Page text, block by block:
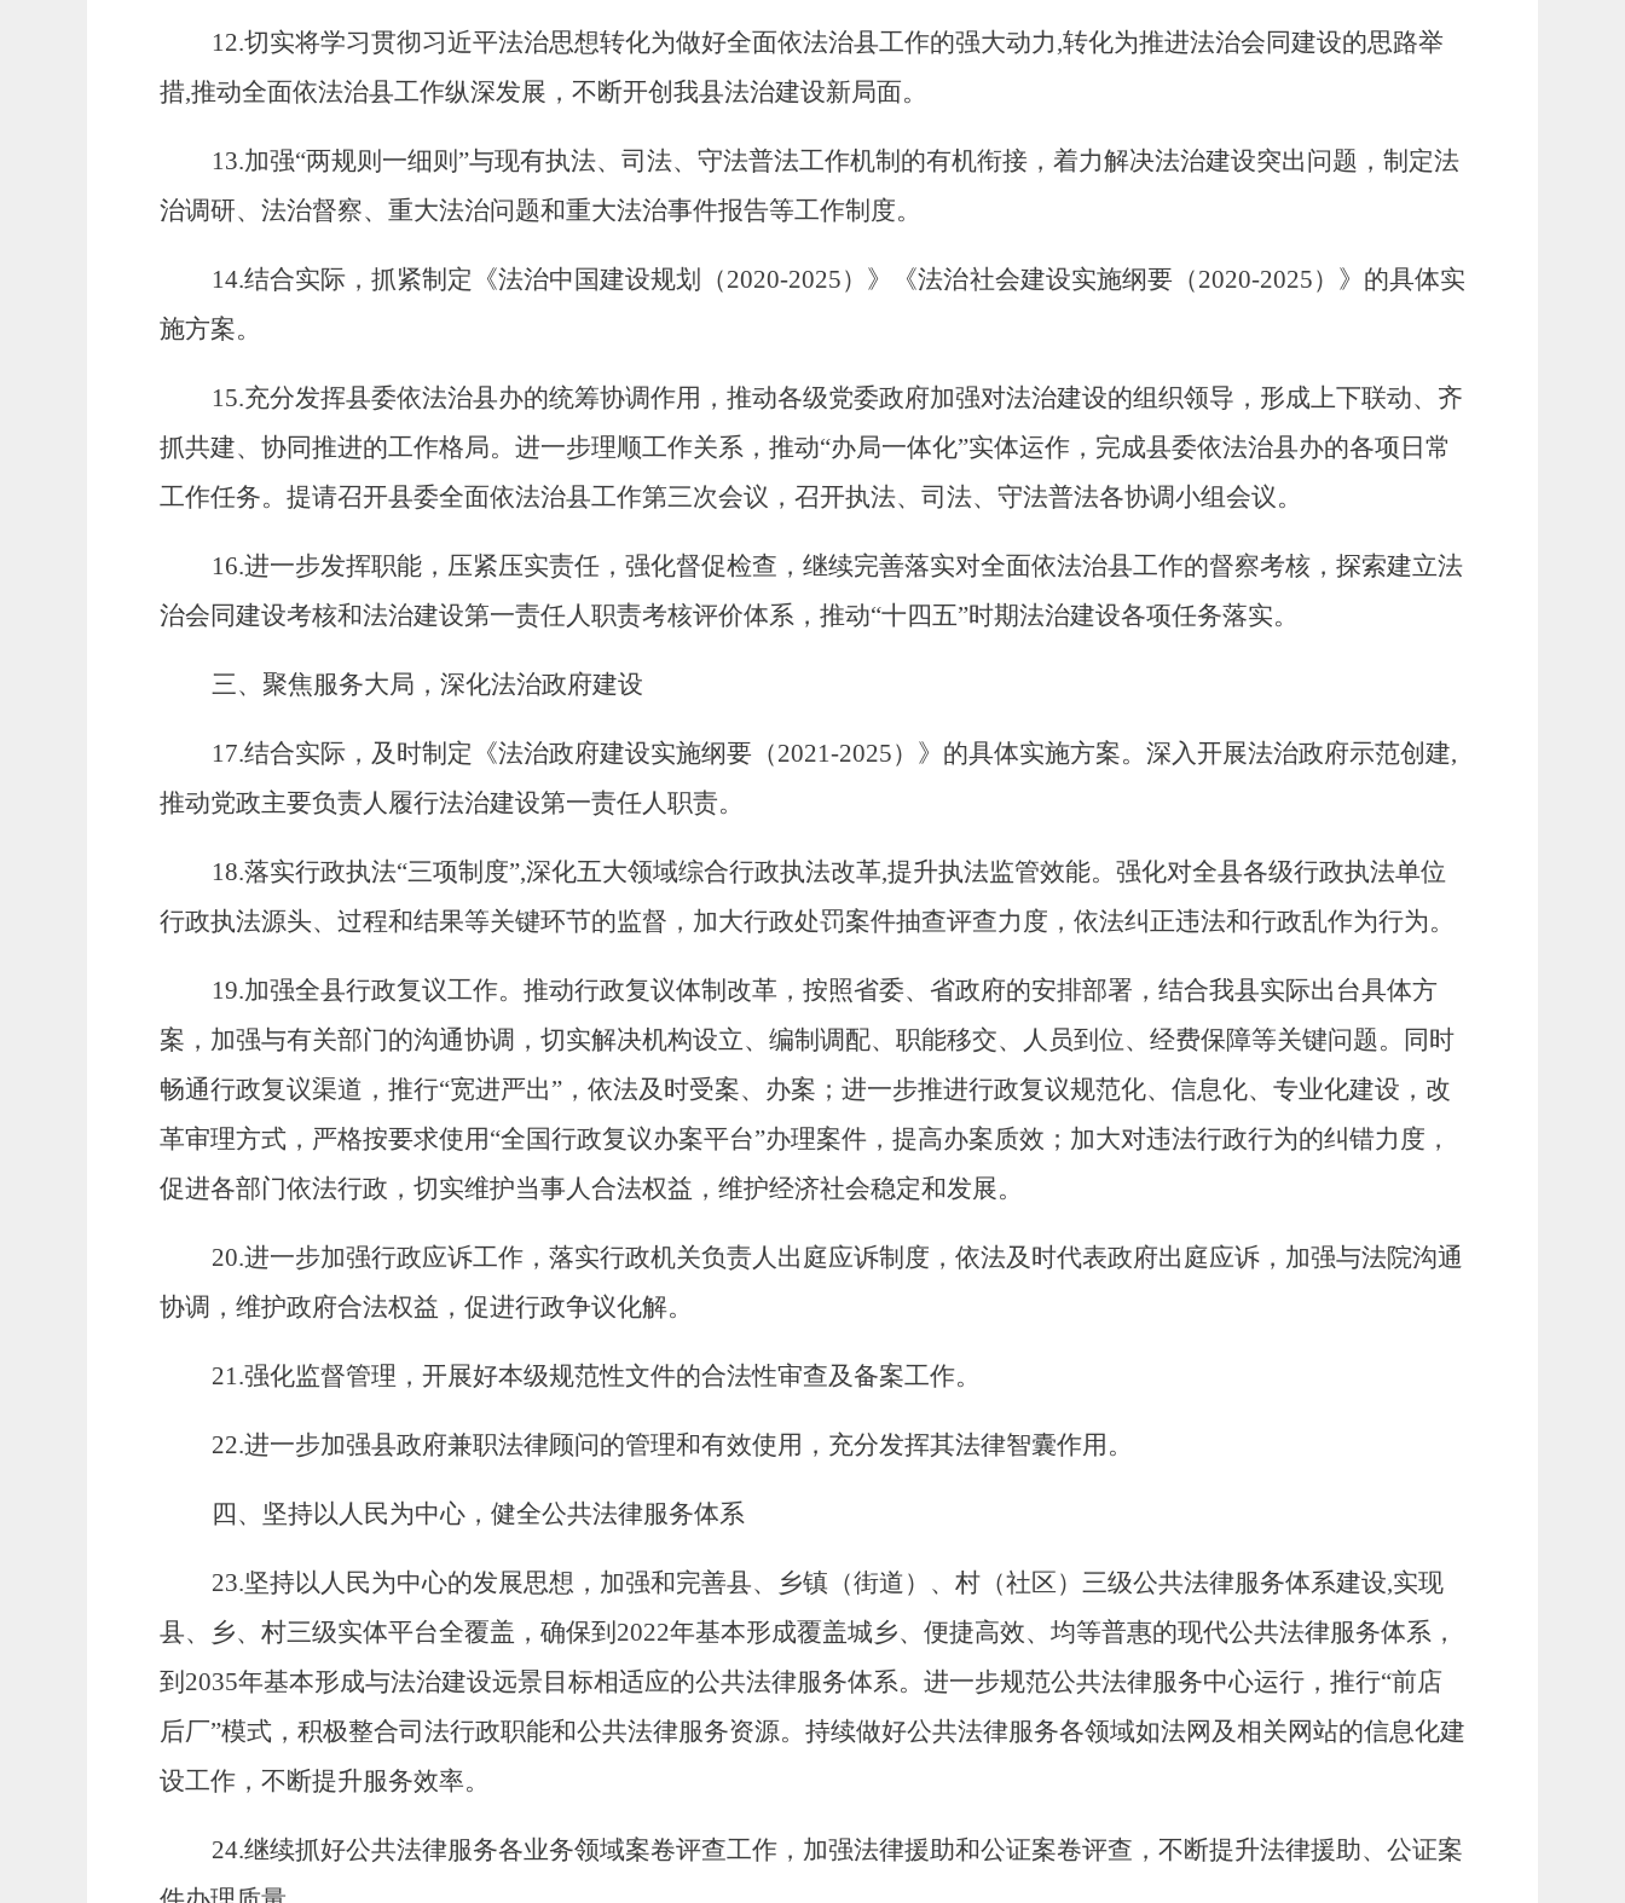
12.切实将学习贯彻习近平法治思想转化为做好全面依法治县工作的强大动力,转化为推进法治会同建设的思路举
措,推动全面依法治县工作纵深发展， 不断开创我县法治建设新局面。
13.加强“两规则一细则”与现有执法、司法、守法普法工作机制的有机衔接，着力解决法治建设突出问题，制定法
治调研、法治督察、重大法治问题和重大法治事件报告等工作制度。
14.结合实际，抓紧制定《法治中国建设规划（2020-2025）》《法治社会建设实施纲要（2020-2025）》的具体实
施方案。
15.充分发挥县委依法治县办的统筹协调作用，推动各级党委政府加强对法治建设的组织领导，形成上下联动、齐
抓共建、协同推进的工作格局。进一步理顺工作关系，推动“办局一体化”实体运作，完成县委依法治县办的各项日常
工作任务。提请召开县委全面依法治县工作第三次会议，召开执法、司法、守法普法各协调小组会议。
16.进一步发挥职能，压紧压实责任，强化督促检查， 继续完善落实对全面依法治县工作的督察考核， 探索建立法
治会同建设考核和法治建设第一责任人职责考核评价体系 ， 推动“十四五”时期法治建设各项任务落实。
三、聚焦服务大局，深化法治政府建设
17.结合实际，及时制定《法治政府建设实施纲要（2021-2025）》的具体实施方案。深入开展法治政府示范创建,
推动党政主要负责人履行法治建设第一责任人职责。
18.落实行政执法“三项制度”,深化五大领域综合行政执法改革,提升执法监管效能。强化对全县各级行政执法单位
行政执法源头、过程和结果等关键环节的监督，加大行政处罚案件抽查评查力度，依法纠正违法和行政乱作为行为。
19.加强全县行政复议工作。 推动行政复议体制改革 ，按照省委、省政府的安排部署 ，结合我县实际出台具体方
案 ， 加强与有关部门的沟通协调，切实解决机构设立、编制调配、职能移交、人员到位、经费保障等关键问题。
同时
畅通行政复议渠道，推行“宽进严出”，依法及时受案、办案；进一步推进行政复议规范化、信息化、专业化建设，改
革审理方式，严格按要求使用“全国行政复议办案平台”办理案件，提高办案质效；加大对违法行政行为的纠错力度，
促进各部门依法行政，切实维护当事人合法权益，维护经济社会稳定和发展。
20.进一步加强行政应诉工作，落实行政机关负责人出庭应诉制度，依法及时代表政府出庭应诉，加强与法院沟通
协调，维护政府合法权益，促进行政争议化解。
21.强化监督管理， 开展好本级规范性文件的合法性审查及备案工作。
22.进一步加强县政府兼职法律顾问的管理和有效使用，充分发挥其法律智囊作用 。
四、坚持以人民为中心，健全公共法律服务体系
23.坚持以人民为中心的发展思想， 加强和完善县、乡镇（街道）、村（社区） 三级公共法律服务体系建设,实现
县、乡、村三级实体平台全覆盖，确保到 2022年基本形成覆盖城乡、便捷高效、均等普惠的现代公共法律服务体系，
到 2035年基本形成与法治建设远景目标相适应的公共法律服务体系。进一步规范公共法律服务中心运行，推行“前店
后厂”模式，积极整合司法行政职能和公共法律服务资源。 持续做好公共法律服务各领域如法网及相关网站的信息化建
设工作，不断提升服务效率。
24.继续抓好公共法律服务各业务领域案卷评查工作，加强法律援助和公证案卷评查，不断提升法律援助、公证案